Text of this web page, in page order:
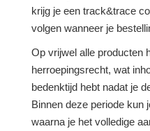
krijg je een track&trace
volgen wanneer je
Op vrijwel alle producten
herroepingsrecht, wat
bedenktijd hebt nadat je
Binnen deze periode kun
waarna je het volledige